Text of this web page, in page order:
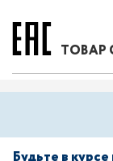
ТОВАР